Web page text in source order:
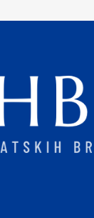
ubojstva